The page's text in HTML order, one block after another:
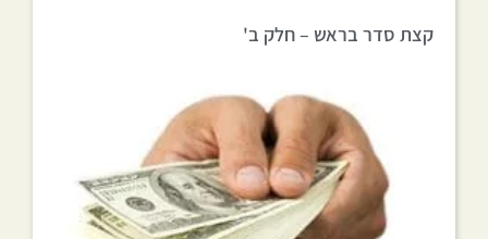
קצת סדר בראש – חלק ב'